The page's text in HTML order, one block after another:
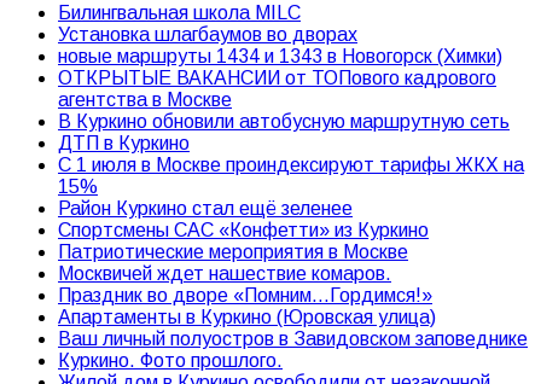
Билингвальная школа MILC
Установка шлагбаумов во дворах
новые маршруты 1434 и 1343 в Новогорск (Химки)
ОТКРЫТЫЕ ВАКАНСИИ от ТОПового кадрового
агентства в Москве
В Куркино обновили автобусную маршрутную сеть
ДТП в Куркино
С 1 июля в Москве проиндексируют тарифы ЖКХ на
15%
Район Куркино стал ещё зеленее
Спортсмены САС «Конфетти» из Куркино
Патриотические мероприятия в Москве
Москвичей ждет нашествие комаров.
Праздник во дворе «Помним…Гордимся!»
Апартаменты в Куркино (Юровская улица)
Ваш личный полуостров в Завидовском заповеднике
Куркино. Фото прошлого.